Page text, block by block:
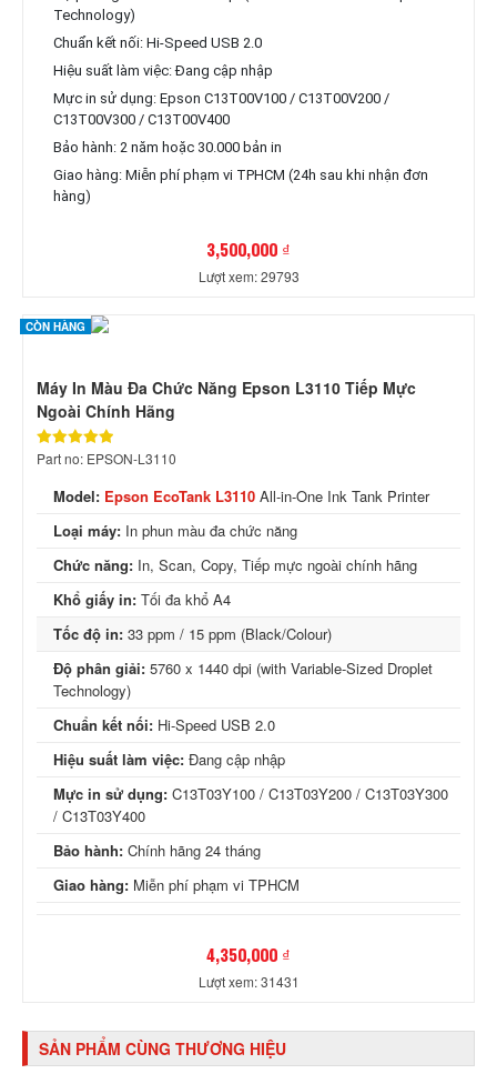
Technology)
Chuẩn kết nối: Hi-Speed USB 2.0
Hiệu suất làm việc: Đang cập nhập
Mực in sử dụng: Epson C13T00V100 / C13T00V200 /
C13T00V300 / C13T00V400
Bảo hành: 2 năm hoặc 30.000 bản in
Giao hàng: Miễn phí phạm vi TPHCM (24h sau khi nhận đơn
hàng)
3,500,000 ₫
Lượt xem: 29793
CÒN HÀNG
Máy In Màu Đa Chức Năng Epson L3110 Tiếp Mực
Ngoài Chính Hãng
Part no: EPSON-L3110
Model: Epson EcoTank L3110 All-in-One Ink Tank Printer
Loại máy: In phun màu đa chức năng
Chức năng: In, Scan, Copy, Tiếp mực ngoài chính hãng
Khổ giấy in: Tối đa khổ A4
Tốc độ in: 33 ppm / 15 ppm (Black/Colour)
Độ phân giải: 5760 x 1440 dpi (with Variable-Sized Droplet
Technology)
Chuẩn kết nối: Hi-Speed USB 2.0
Hiệu suất làm việc: Đang cập nhập
Mực in sử dụng: C13T03Y100 / C13T03Y200 / C13T03Y300
/ C13T03Y400
Bảo hành: Chính hãng 24 tháng
Giao hàng: Miễn phí phạm vi TPHCM
4,350,000 ₫
Lượt xem: 31431
SẢN PHẨM CÙNG THƯƠNG HIỆU